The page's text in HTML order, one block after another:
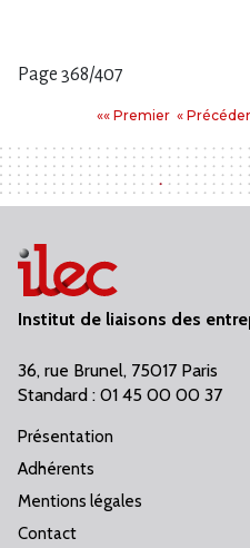
Page 368/407
«« PremierPremier
«
Institut de liaisons des
36, rue Brunel, 75017 Paris
Standard : 01 45 00 00 37
Présentation
Adhérents
Mentions légales
Contact